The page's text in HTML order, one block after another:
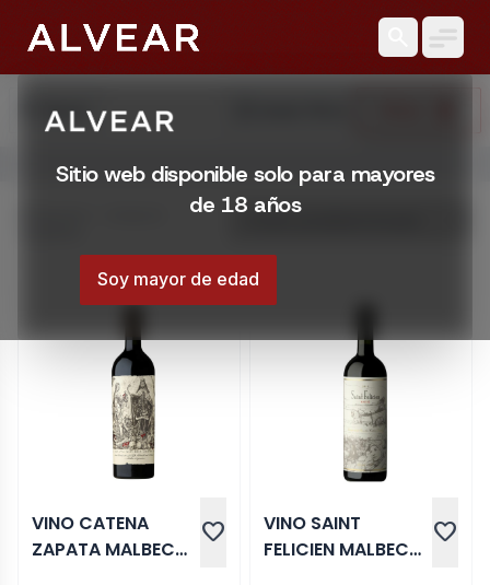
Sitio web disponible solo para mayores
de 18 años
Soy mayor de edad
Buscar
Licorería Alvear | Catálogo online
Catálogo online de Licorería Alvear. Comprá con envíos en
VINO CATENA
ZAPATA MALBEC
favorite
VINO SAINT
FELICIEN MALBEC
favorite